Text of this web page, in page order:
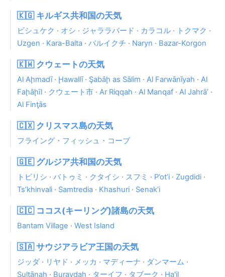
🇰🇬 キルギス共和国の天気
ビシュケク · オシ · ジャララバード · カラコル · トクマク ·
Uzgen · Kara-Balta · バルイクチ · Naryn · Bazar-Korgon
🇰🇼 クウェートの天気
Al Aḩmadī· Ḩawallī· Şabāḩ as Sālim · Al Farwānīyah · Al
Faḩāḩīl · クウェート市 · Ar Riqqah · Al Manqaf · Al Jahrā’ ·
Al Finţās
🇨🇽 クリスマス島の天気
フライング・フィッシュ・コーブ
🇬🇪 グルジア共和国の天気
トビリシ · バトゥミ · クタイシ · スフミ · P’ot’i · Zugdidi ·
Ts’khinvali · Samtredia · Khashuri · Senak’i
🇨🇨 ココス(キーリング)諸島の天気
Bantam Village · West Island
🇸🇦 サウジアラビア王国の天気
ジッダ · リヤド · メッカ · マディーナ · ダンマーム ·
Sulţānah · Buraydah · ターイフ · タブーク · Ha'il